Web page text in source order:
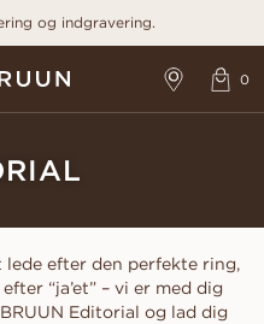
og indgravering.
efter den perfekte ring,
“ja’et” – vi er med dig
Editorial og lad dig